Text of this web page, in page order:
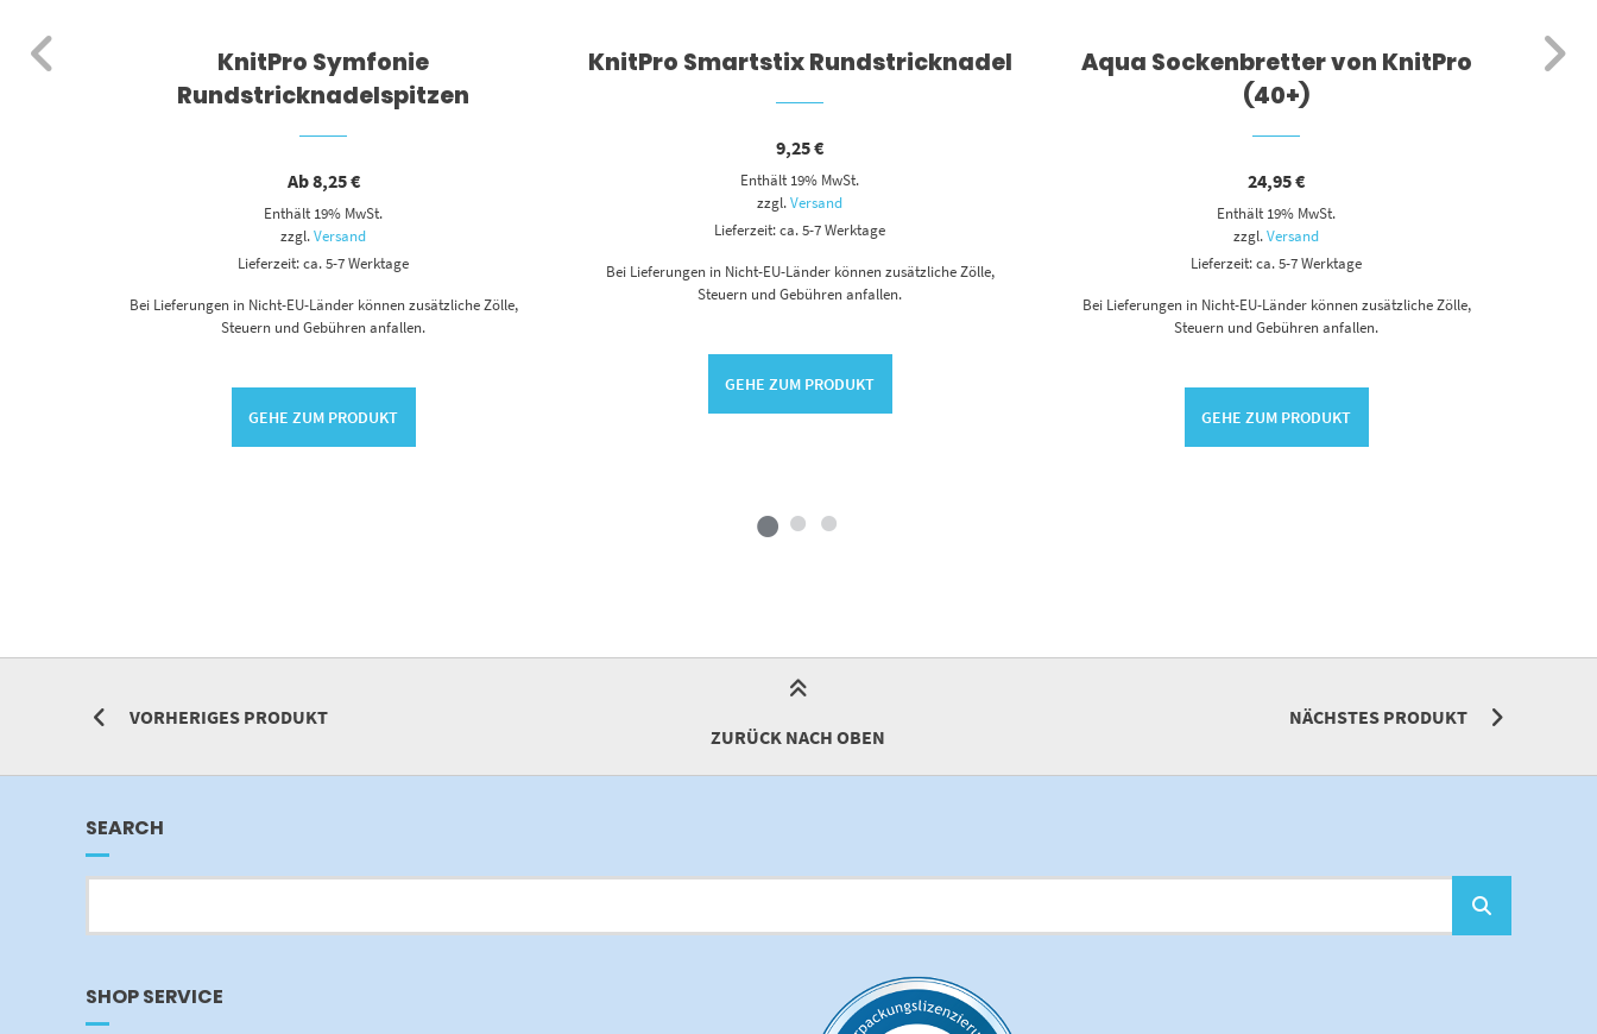
KnitPro Symfonie
Rundstricknadelspitzen
Ab8,25€
Enthält 19% MwSt.
zzgl.Versand
Lieferzeit: ca. 5-7 Werktage
Bei Lieferungen in Nicht-EU-Länder können zusätzliche Zölle,
Steuern und Gebühren anfallen.
GEHE ZUM PRODUKT
KnitPro Smartstix Rundstricknadel
9,25€
Enthält 19% MwSt.
zzgl.Versand
Lieferzeit: ca. 5-7 Werktage
Bei Lieferungen in Nicht-EU-Länder können zusätzliche Zölle,
Steuern und Gebühren anfallen.
GEHE ZUM PRODUKT
Aqua Sockenbretter von KnitPro
(40+)
24,95€
Enthält 19% MwSt.
zzgl.Versand
Lieferzeit: ca. 5-7 Werktage
Bei Lieferungen in Nicht-EU-Länder können zusätzliche Zölle,
Steuern und Gebühren anfallen.
GEHE ZUM PRODUKT
VORHERIGES PRODUKT
NÄCHSTES PRODUKT
ZURÜCK NACH OBEN
SEARCH
SHOP SERVICE